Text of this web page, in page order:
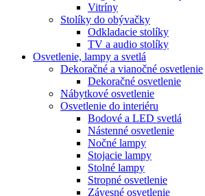
Vitríny
Stolíky do obývačky
Odkladacie stolíky
TV a audio stolíky
Osvetlenie, lampy a svetlá
Dekoračné a vianočné osvetlenie
Dekoračné osvetlenie
Nábytkové osvetlenie
Osvetlenie do interiéru
Bodové a LED svetlá
Nástenné osvetlenie
Nočné lampy
Stojacie lampy
Stolné lampy
Stropné osvetlenie
Závesné osvetlenie